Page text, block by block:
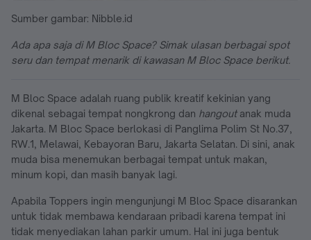
Sumber gambar: Nibble.id
Ada apa saja di M Bloc Space? Simak ulasan berbagai spot
seru dan tempat menarik di kawasan M Bloc Space berikut.
M Bloc Space adalah ruang publik kreatif kekinian yang
dikenal sebagai tempat nongkrong dan hangoutanak muda
Jakarta. M Bloc Space berlokasi di Panglima Polim St No.37,
RW.1, Melawai, Kebayoran Baru, Jakarta Selatan. Di sini, anak
muda bisa menemukan berbagai tempat untuk makan,
minum kopi, dan masih banyak lagi.
Apabila Toppers ingin mengunjungi M Bloc Space disarankan
untuk tidak membawa kendaraan pribadi karena tempat ini
tidak menyediakan lahan parkir umum. Hal ini juga bentuk